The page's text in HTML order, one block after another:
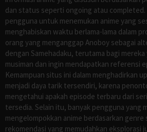
dan status seperti ongoing atau completed.
pengguna untuk menemukan anime yang
menghabiskan waktu berlama-lama dalam
orang yang menganggap Anoboy sebagai
dengan Samehadaku, terutama bagi
musiman dan ingin mendapatkan referensi
Kemampuan situs ini dalam menghadirkan
menjadi daya tarik tersendiri, karena
mengetahui apakah episode terbaru dari
tersedia. Selain itu, banyak pengguna yang
mengelompokkan anime berdasarkan
rekomendasi yang memudahkan eksplorasi